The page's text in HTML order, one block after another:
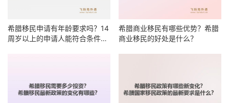
希腊移民申请有年龄要求吗？14
周岁以上的申请人能符合条件
希腊商业移民有哪些优势？希腊
商业移民的好处是什么？